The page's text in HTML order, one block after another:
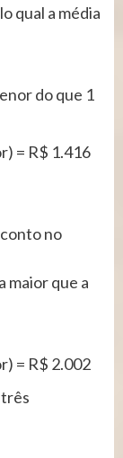
qual a média
do que 1
= R$ 1.416
no
maior que a
= R$ 2.002